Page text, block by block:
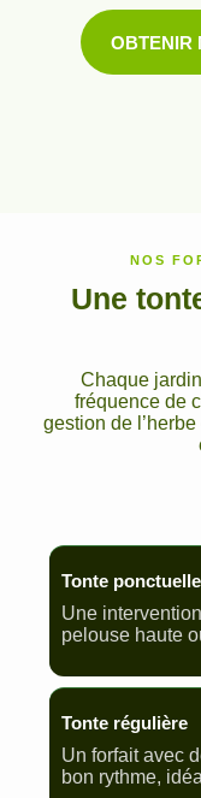
OBTENIR
NOS
Une
Chaque
fréquence de
gestion de
Tonte ponctuelle
Une
pelouse haute
Tonte régulière
Un forfait avec
bon rythme,